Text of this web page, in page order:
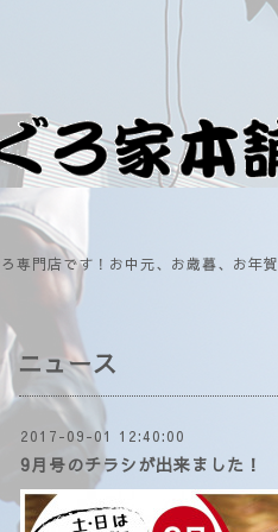
専門店です！お中元、お歳暮、お
ニュース
2017-09-01 12:40:00
9月号のチラシが出来ました！